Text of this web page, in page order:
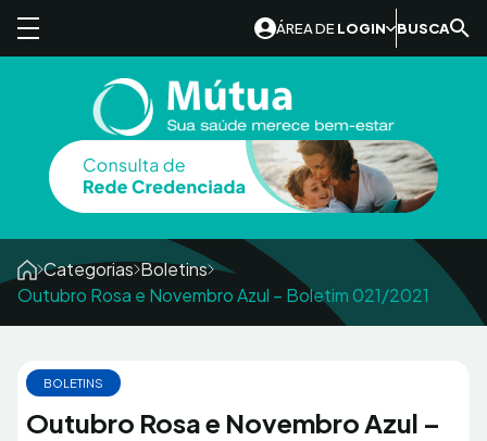
ÁREA DE LOGIN BUSCA
Categorias Boletins
Outubro Rosa e Novembro Azul – Boletim 021/2021
BOLETINS
Outubro Rosa e Novembro Azul –